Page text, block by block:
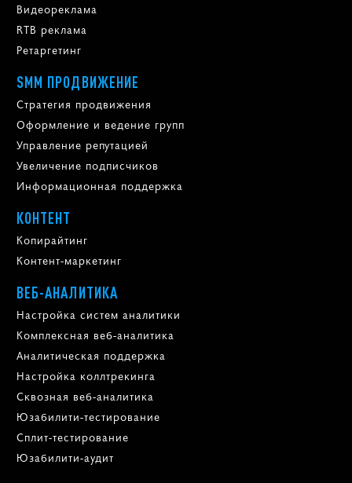
Видеореклама
RTB реклама
Ретаргетинг
SMM ПРОДВИЖЕНИЕ
Стратегия продвижения
Оформление и ведение групп
Управление репутацией
Увеличение подписчиков
Информационная поддержка
КОНТЕНТ
Копирайтинг
Контент-маркетинг
ВЕБ-АНАЛИТИКА
Настройка систем аналитики
Комплексная веб-аналитика
Аналитическая поддержка
Настройка коллтрекинга
Сквозная веб-аналитика
Юзабилити-тестирование
Сплит-тестирование
Юзабилити-аудит